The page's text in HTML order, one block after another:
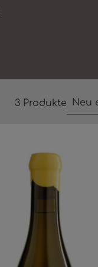
3 Produkte